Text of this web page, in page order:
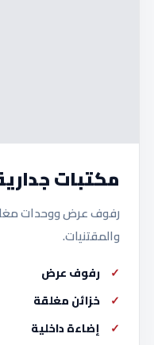
مكتبات
رفوف عرض ووحدات
والمقتنيات.
رفوف عرض
خزائن مغلقة
إضاءة داخلية